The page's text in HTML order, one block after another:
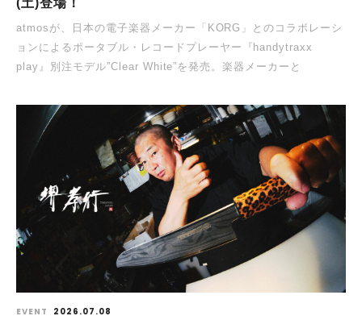
(土)登場！
atmosが、日本の電子楽器メーカー「KORG」とのコラボレーシ
ョンによるポータブル・レコードプレーヤー『handytraxx
play』別注モデル”Clear White”を発売。楽器メーカーと
EVENT 2026.07.08